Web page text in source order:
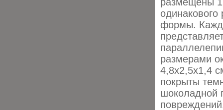
одинакового
формы.
размерами
4,8х2,5х1,4
покрыты
шоколадной